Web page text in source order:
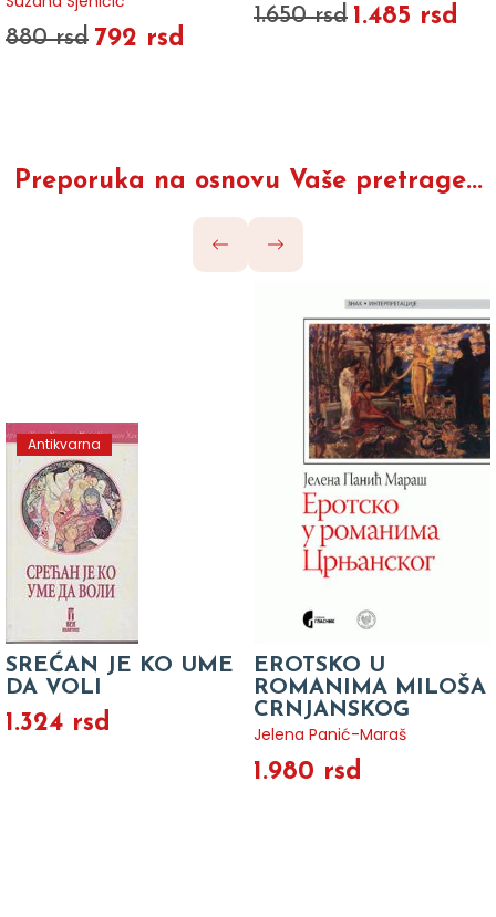
880 rsd 792 rsd
1.650 rsd 1.485 rsd
Preporuka na osnovu Vaše pretrage...
Antikvarna
SREĆAN JE KO UME
DA VOLI
1.324 rsd
EROTSKO U
ROMANIMA MILOŠA
CRNJANSKOG
Jelena Panić-Maraš
1.980 rsd